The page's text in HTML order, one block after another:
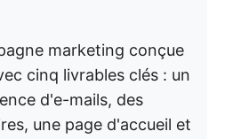
marketing conçue
cinq livrables clés : un
d'e-mails, des
une page d'accueil et